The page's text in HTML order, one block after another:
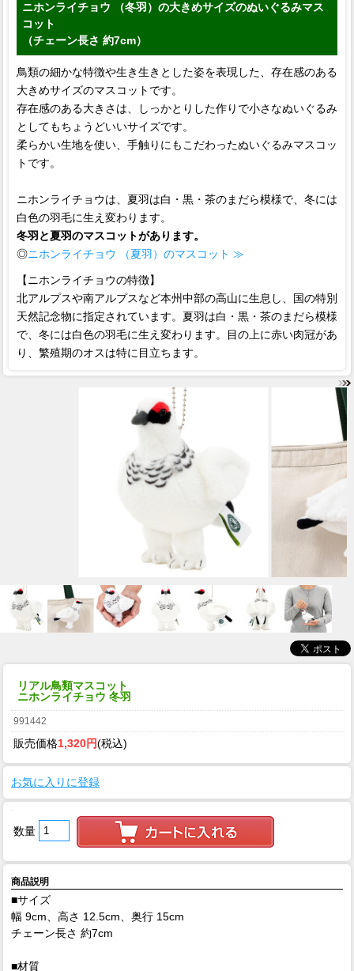
ニホンライチョウ （冬羽）の大きめサイズのぬいぐるみマス
コット
（チェーン長さ 約7cm）
鳥類の細かな特徴や生き生きとした姿を表現した、存在感のある
大きめサイズのマスコットです。
存在感のある大きさは、しっかとりした作りで小さなぬいぐるみ
としてもちょうどいいサイズです。
柔らかい生地を使い、手触りにもこだわったぬいぐるみマスコッ
トです。
ニホンライチョウは、夏羽は白・黒・茶のまだら模様で、冬には
白色の羽毛に生え変わります。
冬羽と夏羽のマスコットがあります。
◎ニホンライチョウ （夏羽）のマスコット ≫
【ニホンライチョウの特徴】
北アルプスや南アルプスなど本州中部の高山に生息し、国の特別
天然記念物に指定されています。夏羽は白・黒・茶のまだら模様
で、冬には白色の羽毛に生え変わります。目の上に赤い肉冠があ
り、繁殖期のオスは特に目立ちます。
リアル鳥類マスコット
ニホンライチョウ 冬羽
991442
販売価格1,320円(税込)
お気に入りに登録
数量
商品説明
■サイズ
幅 9cm、高さ 12.5cm、奥行 15cm
チェーン長さ 約7cm
■材質